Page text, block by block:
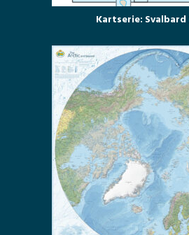
Kartserie: Svalbard